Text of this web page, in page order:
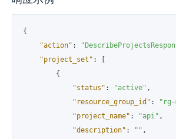
{
"action" :
"project_set" :
[
{
"status" : "active" ,
"resource_group_id" : "rg-
"project_name" : "api" ,
"description" : "" ,